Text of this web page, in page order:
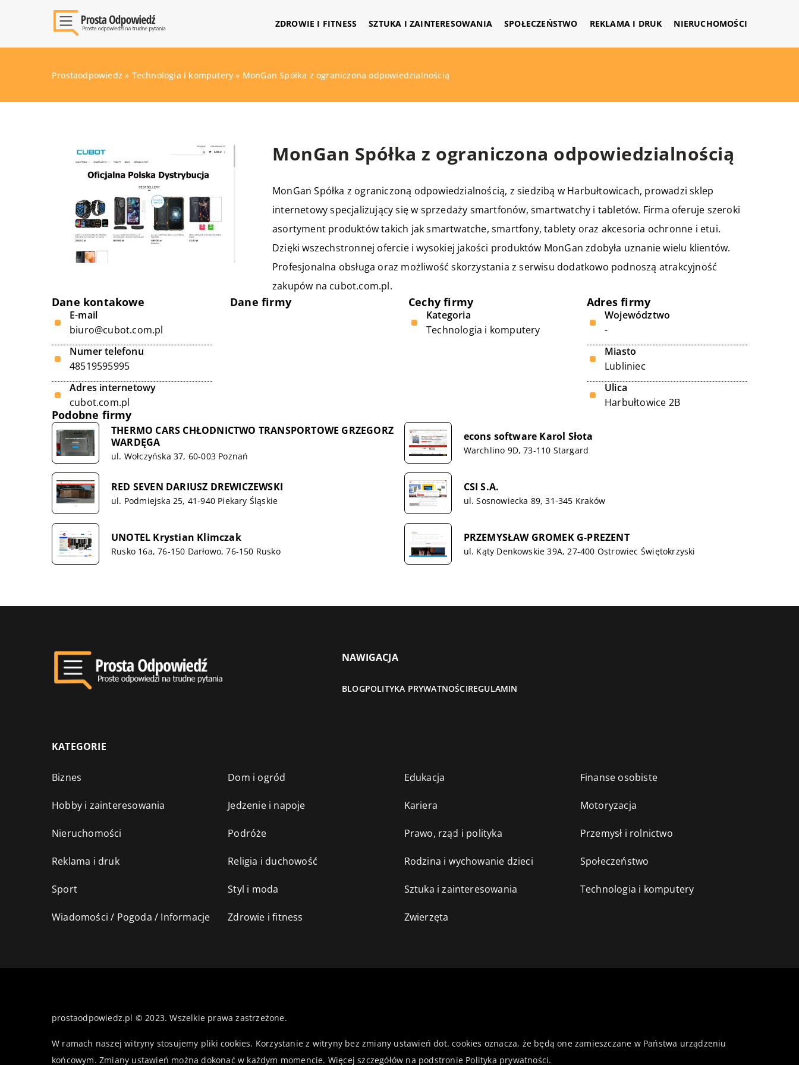
ZDROWIE I FITNESS SZTUKA I ZAINTERESOWANIA SPOŁECZEŃSTWO REKLAMA I DRUK NIERUCHOMOŚCI
Prostaodpowiedz » Technologia i komputery » MonGan Spółka z ograniczona odpowiedzialnością
MonGan Spółka z ograniczona odpowiedzialnością
MonGan Spółka z ograniczoną odpowiedzialnością, z siedzibą w Harbułtowicach, prowadzi sklep
internetowy specjalizujący się w sprzedaży smartfonów, smartwatchy i tabletów. Firma oferuje szeroki
asortyment produktów takich jak smartwatche, smartfony, tablety oraz akcesoria ochronne i etui.
Dzięki wszechstronnej ofercie i wysokiej jakości produktów MonGan zdobyła uznanie wielu klientów.
Profesjonalna obsługa oraz możliwość skorzystania z serwisu dodatkowo podnoszą atrakcyjność
zakupów na cubot.com.pl.
Dane kontakowe
E-mail
biuro@cubot.com.pl
Numer telefonu
48519595995
Adres internetowy
cubot.com.pl
Dane firmy Cechy firmy
Kategoria
Technologia i komputery
Adres firmy
Województwo
-
Miasto
Lubliniec
Ulica
Harbułtowice 2B
Podobne firmy
THERMO CARS CHŁODNICTWO TRANSPORTOWE GRZEGORZ
WARDĘGA
ul. Wołczyńska 37, 60-003 Poznań
econs software Karol Słota
Warchlino 9D, 73-110 Stargard
RED SEVEN DARIUSZ DREWICZEWSKI
ul. Podmiejska 25, 41-940 Piekary Śląskie
CSI S.A.
ul. Sosnowiecka 89, 31-345 Kraków
UNOTEL Krystian Klimczak
Rusko 16a, 76-150 Darłowo, 76-150 Rusko
PRZEMYSŁAW GROMEK G-PREZENT
ul. Kąty Denkowskie 39A, 27-400 Ostrowiec Świętokrzyski
NAWIGACJA
BLOGPOLITYKA PRYWATNOŚCIREGULAMIN
KATEGORIE
Biznes Dom i ogród Edukacja Finanse osobiste
Hobby i zainteresowania Jedzenie i napoje Kariera Motoryzacja
Nieruchomości Podróże Prawo, rząd i polityka Przemysł i rolnictwo
Reklama i druk Religia i duchowość Rodzina i wychowanie dzieci Społeczeństwo
Sport Styl i moda Sztuka i zainteresowania Technologia i komputery
Wiadomości / Pogoda / Informacje Zdrowie i fitness Zwierzęta
prostaodpowiedz.pl © 2023. Wszelkie prawa zastrzeżone.
W ramach naszej witryny stosujemy pliki cookies. Korzystanie z witryny bez zmiany ustawień dot. cookies oznacza, że będą one zamieszczane w Państwa urządzeniu
końcowym. Zmiany ustawień można dokonać w każdym momencie. Więcej szczegółów na podstronie Polityka prywatności.